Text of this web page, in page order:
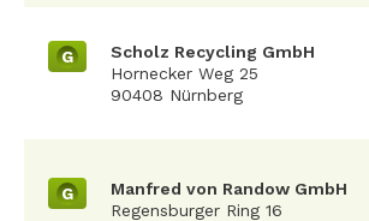
G
Scholz Recycling GmbH
Hornecker Weg 25
90408 Nürnberg
G
Manfred von Randow GmbH
Regensburger Ring 16